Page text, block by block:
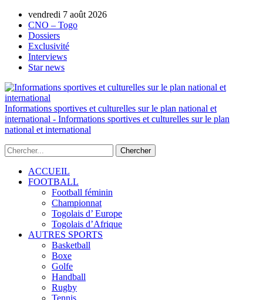
vendredi 7 août 2026
CNO – Togo
Dossiers
Exclusivité
Interviews
Star news
Informations sportives et culturelles sur le plan national et
international - Informations sportives et culturelles sur le plan
national et international
ACCUEIL
FOOTBALL
Football féminin
Championnat
Togolais d’ Europe
Togolais d’Afrique
AUTRES SPORTS
Basketball
Boxe
Golfe
Handball
Rugby
Tennis
AUTORISATION DE LA HAAC N°0134/